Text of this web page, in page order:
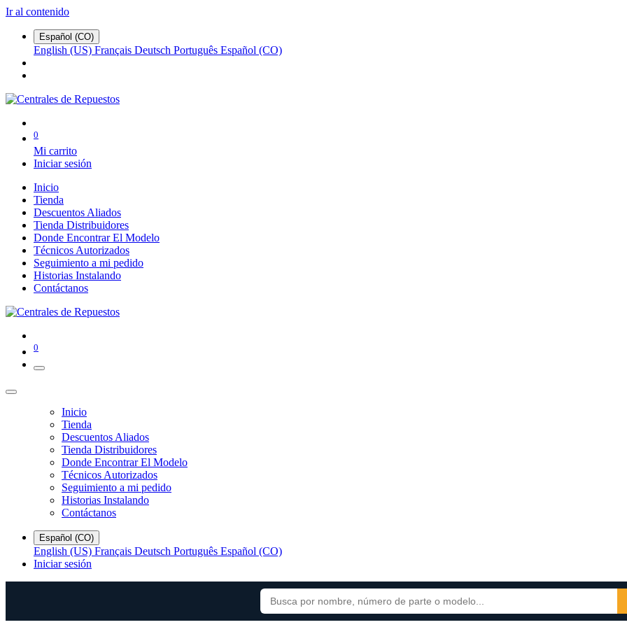
Ir al contenido
Español (CO)
English (US) Français Deutsch Português Español (CO)
0
Mi carrito
Iniciar sesión
Inicio
Tienda
Descuentos Aliados
Tienda Distribuidores
Donde Encontrar El Modelo
Técnicos Autorizados
Seguimiento a mi pedido
Historias Instalando
Contáctanos
0
Inicio
Tienda
Descuentos Aliados
Tienda Distribuidores
Donde Encontrar El Modelo
Técnicos Autorizados
Seguimiento a mi pedido
Historias Instalando
Contáctanos
Español (CO)
English (US) Français Deutsch Português Español (CO)
Iniciar sesión